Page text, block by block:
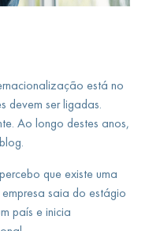
está no
devem ser ligadas.
Ao longo destes anos,
que existe uma
saia do estágio
país e inicia